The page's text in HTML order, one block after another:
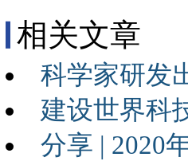
相关文章
科学家研发
建设世界科
分享 | 2020